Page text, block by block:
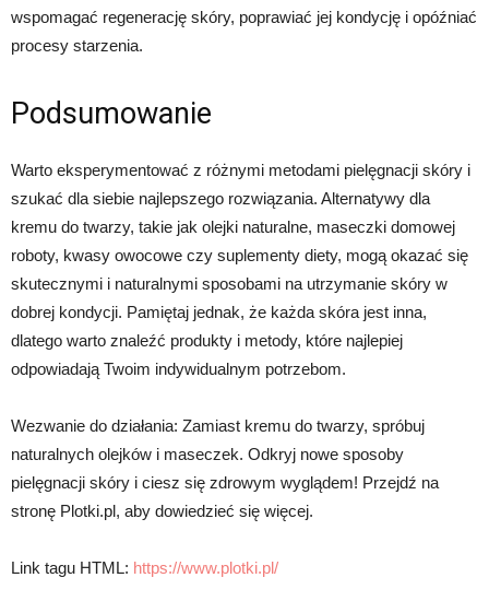
wspomagać regenerację skóry, poprawiać jej kondycję i opóźniać
procesy starzenia.
Podsumowanie
Warto eksperymentować z różnymi metodami pielęgnacji skóry i
szukać dla siebie najlepszego rozwiązania. Alternatywy dla
kremu do twarzy, takie jak olejki naturalne, maseczki domowej
roboty, kwasy owocowe czy suplementy diety, mogą okazać się
skutecznymi i naturalnymi sposobami na utrzymanie skóry w
dobrej kondycji. Pamiętaj jednak, że każda skóra jest inna,
dlatego warto znaleźć produkty i metody, które najlepiej
odpowiadają Twoim indywidualnym potrzebom.
Wezwanie do działania: Zamiast kremu do twarzy, spróbuj
naturalnych olejków i maseczek. Odkryj nowe sposoby
pielęgnacji skóry i ciesz się zdrowym wyglądem! Przejdź na
stronę Plotki.pl, aby dowiedzieć się więcej.
Link tagu HTML: https://www.plotki.pl/